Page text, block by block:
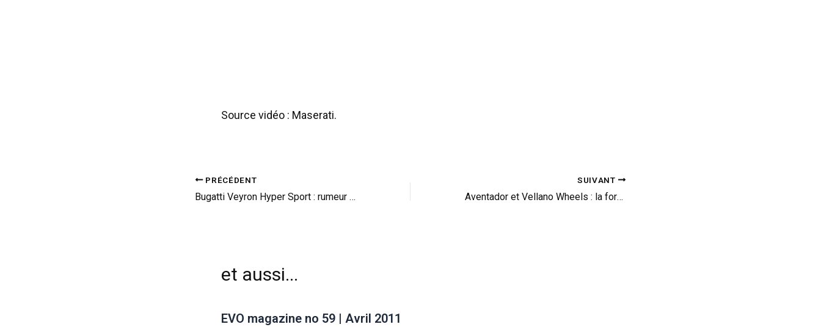
Source vidéo : Maserati.
PRÉCÉDENT
Bugatti Veyron Hyper Sport : rumeur de v-max…
SUIVANT
Aventador et Vellano Wheels : la force du côté obcur !
et aussi...
EVO magazine no 59 | Avril 2011